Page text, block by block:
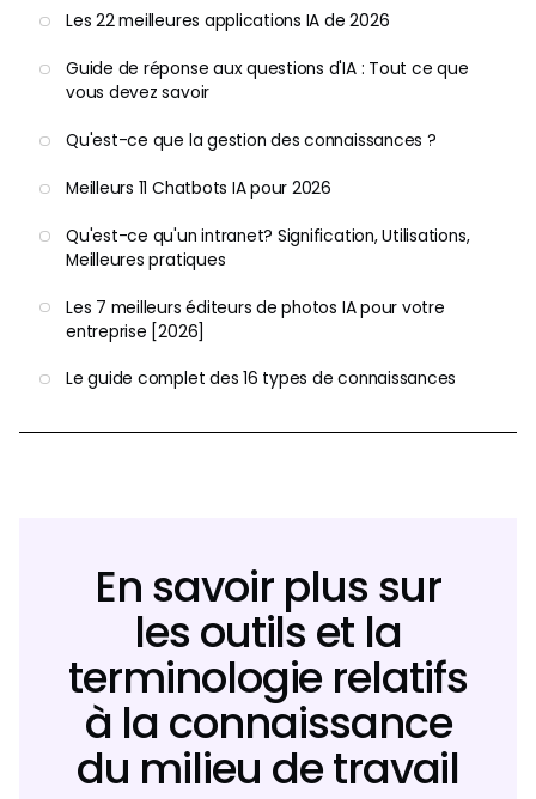
Les 22 meilleures applications IA de 2026
Guide de réponse aux questions d'IA : Tout ce que
vous devez savoir
Qu'est-ce que la gestion des connaissances ?
Meilleurs 11 Chatbots IA pour 2026
Qu'est-ce qu'un intranet? Signification, Utilisations,
Meilleures pratiques
Les 7 meilleurs éditeurs de photos IA pour votre
entreprise [2026]
Le guide complet des 16 types de connaissances
En savoir plus sur
les outils et la
terminologie relatifs
à la connaissance
du milieu de travail